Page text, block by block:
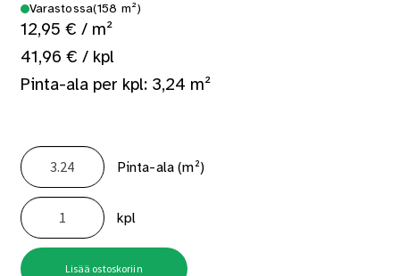
Varastossa(158 m²)
12,95 € / m²
41,96 € / kpl
Pinta-ala per kpl: 3,24 m²
Pinta-ala (m²)
Palonsuojakipsilevy
KPS15
1200x2700
3,24m²/levy
määrä
kpl
Lisää ostoskoriin